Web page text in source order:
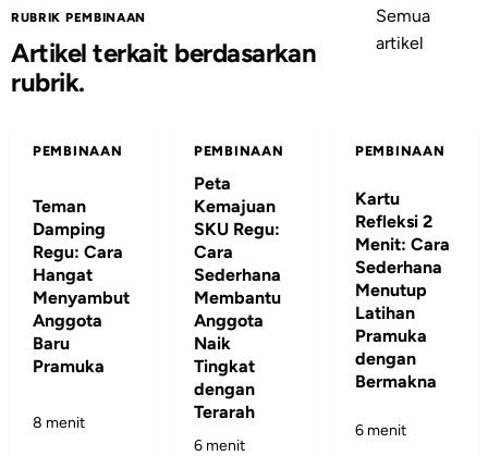
RUBRIK PEMBINAAN
Artikel terkait berdasarkan
rubrik.
Semua
artikel
PEMBINAAN
Teman
Damping
Regu: Cara
Hangat
Menyambut
Anggota
Baru
Pramuka
8 menit
PEMBINAAN
Peta
Kemajuan
SKU Regu:
Cara
Sederhana
Membantu
Anggota
Naik
Tingkat
dengan
Terarah
6 menit
PEMBINAAN
Kartu
Refleksi 2
Menit: Cara
Sederhana
Menutup
Latihan
Pramuka
dengan
Bermakna
6 menit